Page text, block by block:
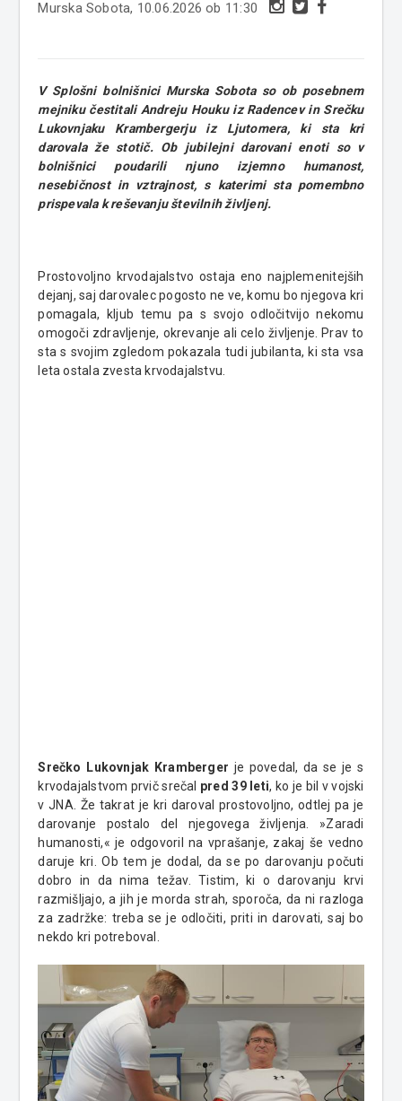
Murska Sobota, 10.06.2026 ob 11:30
V Splošni bolnišnici Murska Sobota so ob posebnem
mejniku čestitali Andreju Houku iz Radencev in Srečku
Lukovnjaku Krambergerju iz Ljutomera, ki sta kri
darovala že stotič. Ob jubilejni darovani enoti so v
bolnišnici poudarili njuno izjemno humanost,
nesebičnost in vztrajnost, s katerimi sta pomembno
prispevala k reševanju številnih življenj.
Prostovoljno krvodajalstvo ostaja eno najplemenitejših
dejanj, saj darovalec pogosto ne ve, komu bo njegova kri
pomagala, kljub temu pa s svojo odločitvijo nekomu
omogoči zdravljenje, okrevanje ali celo življenje. Prav to
sta s svojim zgledom pokazala tudi jubilanta, ki sta vsa
leta ostala zvesta krvodajalstvu.
Srečko Lukovnjak Kramberger je povedal, da se je s
krvodajalstvom prvič srečal pred 39 leti, ko je bil v vojski
v JNA. Že takrat je kri daroval prostovoljno, odtlej pa je
darovanje postalo del njegovega življenja. »Zaradi
humanosti,« je odgovoril na vprašanje, zakaj še vedno
daruje kri. Ob tem je dodal, da se po darovanju počuti
dobro in da nima težav. Tistim, ki o darovanju krvi
razmišljajo, a jih je morda strah, sporoča, da ni razloga
za zadržke: treba se je odločiti, priti in darovati, saj bo
nekdo kri potreboval.